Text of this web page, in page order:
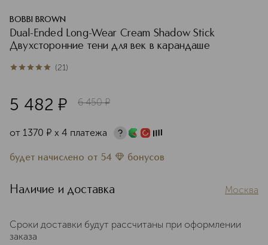
BOBBI BROWN
Dual-Ended Long-Wear Cream Shadow Stick
Двухсторонние тени для век в карандаше
5из 521 (21)
5 482 ¤ 6 450 ¤
от 1370 ¤ х 4 платежа
будет начислено от 54 бонусов
Наличие и доставка Москва
Сроки доставки будут рассчитаны при оформлении
заказа